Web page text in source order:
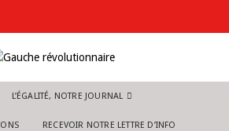
L’ÉGALITÉ, NOTRE JOURNAL
RECEVOIR NOTRE LETTRE D’INFO